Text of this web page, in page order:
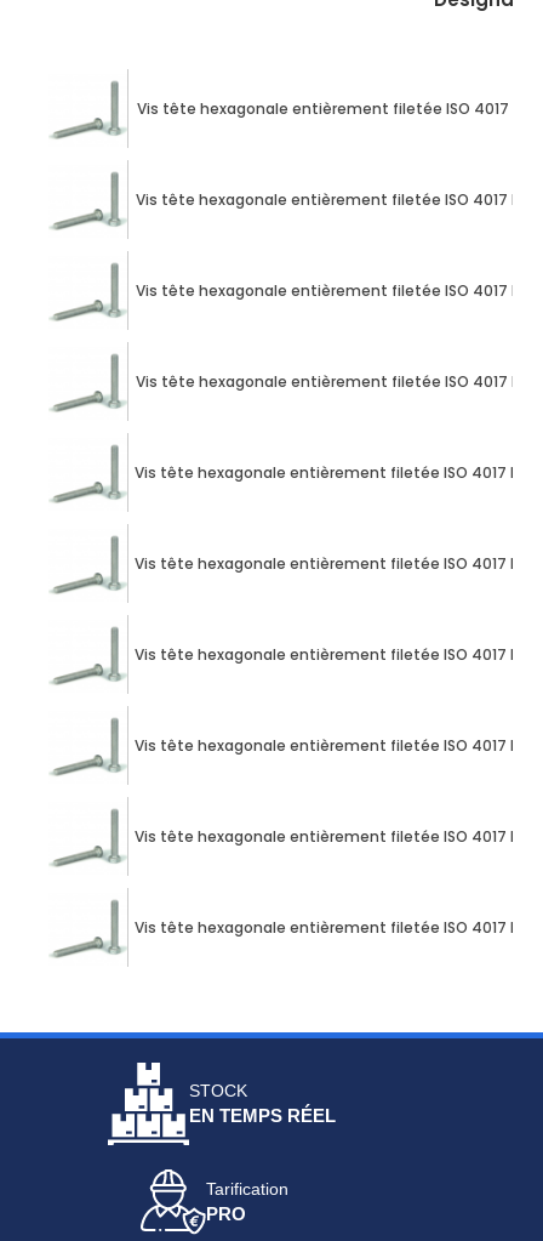
Vis tête hexagonale entièrement filetée ISO 4017 M10
Vis tête hexagonale entièrement filetée ISO 4017 M10
Vis tête hexagonale entièrement filetée ISO 4017 M10
Vis tête hexagonale entièrement filetée ISO 4017 M10
Vis tête hexagonale entièrement filetée ISO 4017 M10
Vis tête hexagonale entièrement filetée ISO 4017 M10
Vis tête hexagonale entièrement filetée ISO 4017 M10
Vis tête hexagonale entièrement filetée ISO 4017 M10
Vis tête hexagonale entièrement filetée ISO 4017 M10
Vis tête hexagonale entièrement filetée ISO 4017 M10
STOCK
EN TEMPS RÉEL
Tarification
PRO